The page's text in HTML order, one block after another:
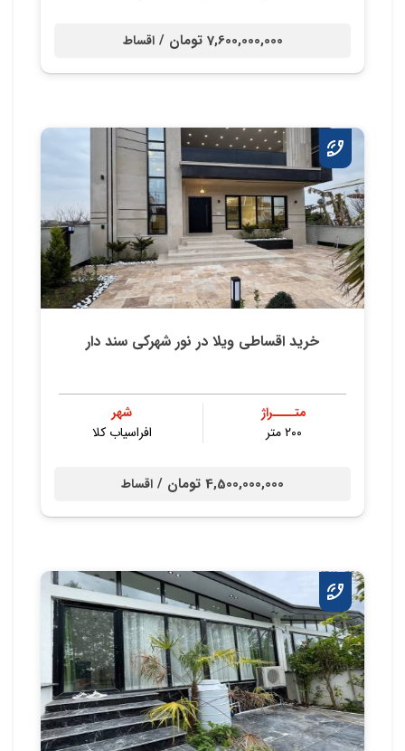
7,600,000,000 تومان / اقساط
خرید اقساطی ویلا در نور شهرکی سند دار
متــــراژ
۲۰۰ متر
شهر
افراسیاب کلا
4,500,000,000 تومان / اقساط